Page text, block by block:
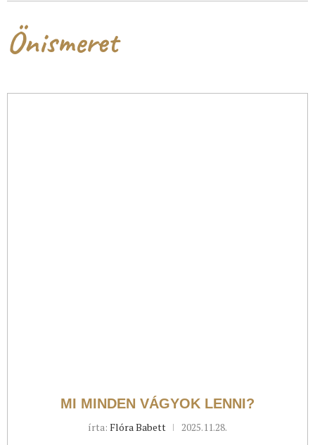
Önismeret
MI MINDEN VÁGYOK LENNI?
írta: Flóra Babett 2025.11.28.